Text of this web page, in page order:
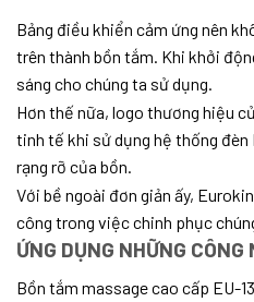
Bảng điều khiển cảm ứng nên
trên thành bồn tắm. Khi khởi
sáng cho chúng ta sử dụng.
Hơn thế nữa, logo thương hiệu
tinh tế khi sử dụng hệ thống
rạng rỡ của bồn.
Với bề ngoài đơn giản ấy,
công trong việc chinh phục
ỨNG DỤNG NHỮNG
Bồn tắm massage cao cấp EU-